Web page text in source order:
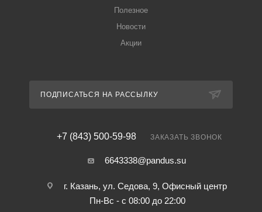
Полезное
Новости
Акции
ПОДПИСАТЬСЯ НА РАССЫЛКУ
+7 (843) 500-59-98 ЗАКАЗАТЬ ЗВОНОК
6643338@pandus.su
г. Казань, ул. Седова, 9, Офисный центр
Пн-Вс - с 08:00 до 22:00